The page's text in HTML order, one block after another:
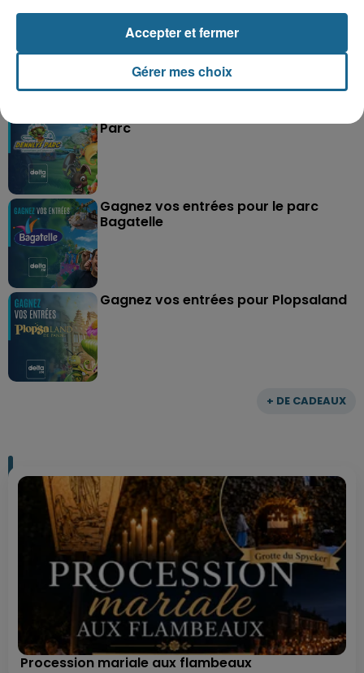
+ DE CADEAUX
Grand jeu de l'été : les cabines de plages
Parc
Gagnez vos entrées pour le parc
Bagatelle
Gagnez vos entrées pour Plopsaland
Procession mariale aux flambeaux
Gérer mes choix
Accepter et fermer